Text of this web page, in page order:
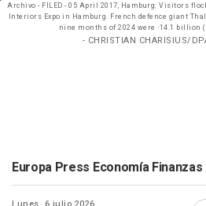
Archivo - FILED - 05 April 2017, Hamburg: Visitors
Interiors Expo in Hamburg. French defence giant
nine months of 2024 were ·14.1 billion
- CHRISTIAN CHARISIUS/
Europa Press Economía Finanzas